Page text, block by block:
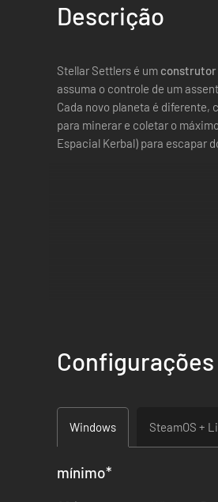
Descrição
Stellar Settlers é um construtor
assuma o controle de um
Cada novo planeta é
para minerar e coletar o
Espacial Kerbal) para escapar
Explore o desconhecido,
Configurações
Windows SteamOS +
mínimo*